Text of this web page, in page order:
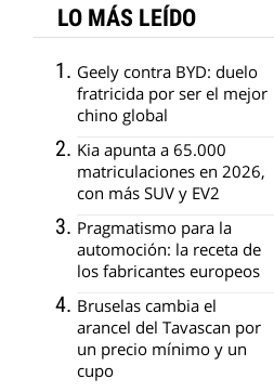
LO MÁS LEÍDO
Geely contra BYD: duelo
fratricida por ser el mejor
chino global
Kia apunta a 65.000
matriculaciones en 2026,
con más SUV y EV2
Pragmatismo para la
automoción: la receta de
los fabricantes europeos
Bruselas cambia el
arancel del Tavascan por
un precio mínimo y un
cupo